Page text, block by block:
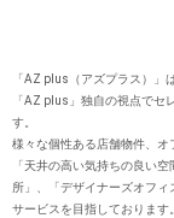
「AZ plus（アズプラス）」
「AZ plus」独⾃の視点でセ
す。
様々な個性ある店舗物件、オ
「天井の⾼い気持ちの良い
所」、「デザイナーズオフ
サービスを⽬指しております。